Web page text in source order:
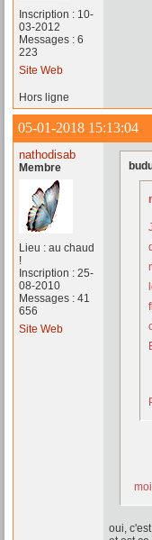
Inscription : 10-
03-2012
Messages : 6
223
Site Web
Hors ligne
05-01-2018 15:13:04
nathodisab
Membre
Lieu : au chaud
!
Inscription : 25-
08-2010
Messages : 41
656
Site Web
oui, c'est